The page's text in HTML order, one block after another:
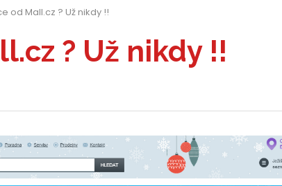
od Mall.cz ? Už nikdy !!
? Už nikdy !!